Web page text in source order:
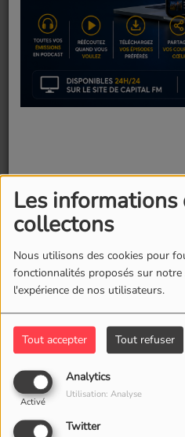
Les informations
collectons
Nous utilisons des cookies pour
fonctionnalités proposés sur
l'expérience de nos utilisateurs.
Tout accepter Tout refuser
Analytics
Activé
Utilisation: Analyse
Twitter
12 juin 2026 - 627 vues
Le Mexique lance
Ce premier match de la
se solde par un succès
Mexique.
Très en vue, Quinones
et Jimenez (67e) font
devant un public aux